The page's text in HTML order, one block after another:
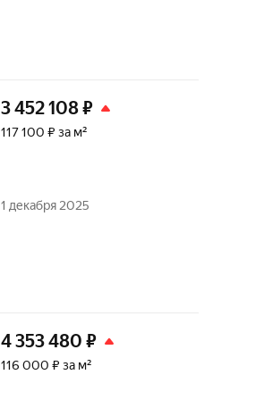
3 452 108₽
117 100 ₽ за м²
1 декабря 2025
4 353 480 ₽
116 000 ₽ за м²